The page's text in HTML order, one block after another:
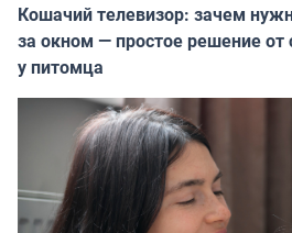
Кошачий телевизор: зачем
за окном — простое решение от
у питомца